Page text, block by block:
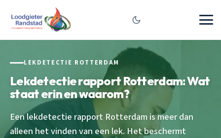
LEKDETECTIE ROTTERDAM
Lekdetectie rapport Rotterdam: Wat
staat erin en waarom?
Een lekdetectie rapport Rotterdam is meer dan
alleen het vinden van een lek. Het beschermt